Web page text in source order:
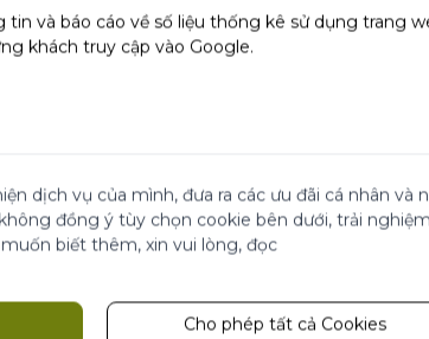
hoàn
Thanh toán khinhận
hàng
Ưu đãi
và báo cáo về số liệu thống kê sử dụng trang
khách truy cập vào Google.
dịch vụ của mình, đưa ra các ưu đãi cá nhân và
đồng ý tùy chọn cookie bên dưới, trải
biết thêm, xin vui lòng, đọc
Cho phép tất cả Cookies